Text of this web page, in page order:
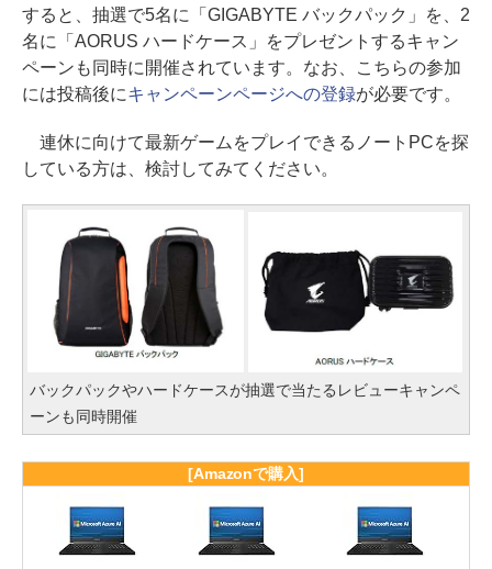
すると、抽選で5名に「GIGABYTE バックパック」を、2
名に「AORUS ハードケース」をプレゼントするキャン
ペーンも同時に開催されています。なお、こちらの参加
には投稿後にキャンペーンページへの登録が必要です。
連休に向けて最新ゲームをプレイできるノートPCを探
している方は、検討してみてください。
バックパックやハードケースが抽選で当たるレビューキャンペ
ーンも同時開催
[Amazonで購入]